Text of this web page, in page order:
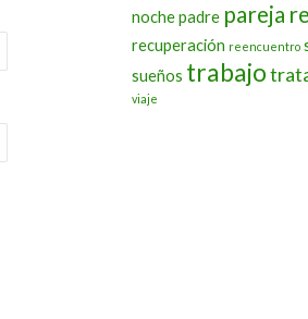
nochepadre pareja
recuperación reencuentro
sueños trabajo
viaje